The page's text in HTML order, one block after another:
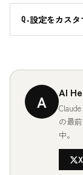
設定をカス
A AI
の最
中。